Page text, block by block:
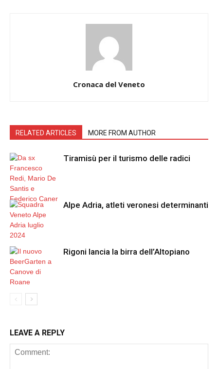
Cronaca del Veneto
RELATED ARTICLES MORE FROM AUTHOR
Tiramisù per il turismo delle radici
Alpe Adria, atleti veronesi determinanti
Rigoni lancia la birra dell’Altopiano
LEAVE A REPLY